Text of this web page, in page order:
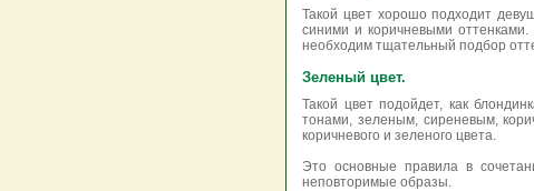
Такой цвет хорошо подходит
синими и коричневыми
необходим тщательный подбор
Зеленый цвет.
Такой цвет подойдет, как
тонами, зеленым, сиреневым,
коричневого и зеленого цвета.
Это основные правила в
неповторимые образы.